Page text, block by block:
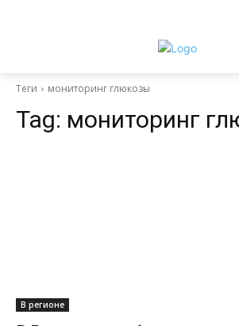
Теги мониторинг глюкозы
Tag: мониторинг
В регионе